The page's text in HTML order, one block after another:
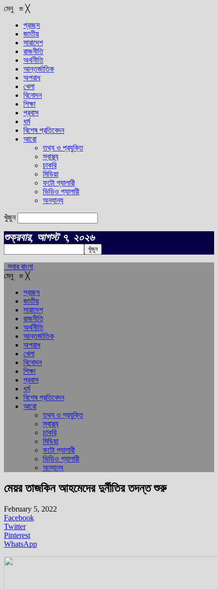
মেনু ≡ ╳
প্রচ্ছদ
জাতীয়
সারাদেশ
রাজনীতি
অর্থনীতি
আন্তর্জাতিক
অপরাধ
খেলা
বিনোদন
শিক্ষা
প্রবাস
ধর্ম
বিশেষ প্রতিবেদন
আরো
তথ্য ও প্রযুক্তি
স্বাস্থ্য
চাকরি
মিডিয়া
ফটো গ্যালারী
ভিডিও গ্যালারী
অন্যান্য
খুঁজুন
শুক্রবার, আগস্ট ৭, ২০২৬
সবার বাংলা
মেনু ≡ ╳
প্রচ্ছদ
জাতীয়
সারাদেশ
রাজনীতি
অর্থনীতি
আন্তর্জাতিক
অপরাধ
খেলা
বিনোদন
শিক্ষা
প্রবাস
ধর্ম
বিশেষ প্রতিবেদন
আরো
তথ্য ও প্রযুক্তি
স্বাস্থ্য
চাকরি
মিডিয়া
ফটো গ্যালারী
ভিডিও গ্যালারী
অন্যান্য
মেয়র তাজকিন আহমেদের দুর্নীতির তদন্ত শুরু
February 5, 2022
Facebook
Twitter
Pinterest
WhatsApp